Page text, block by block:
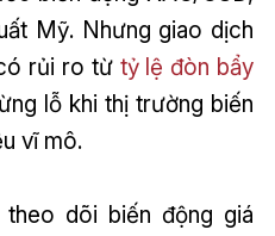
Mỹ. Nhưng giao dịch
rủi ro từ tỷ lệ đòn bẩy
lỗ khi thị trường biến
vĩ mô.
dõi biến động giá